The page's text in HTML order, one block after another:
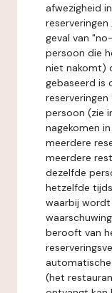
afwezigheid
geval van
persoon die
niet nakomt)
gebaseerd is
persoon (zie
nagekomen
meerdere
meerdere
dezelfde
hetzelfde
waarbij
berooft van
automatische
(het